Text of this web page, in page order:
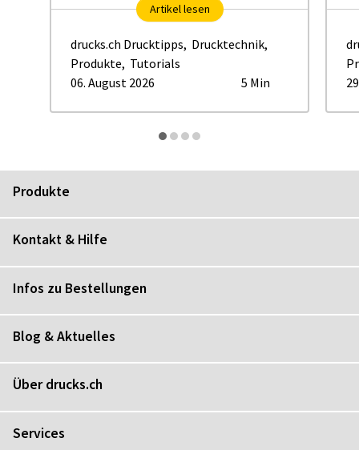
Artikel lesen
drucks.ch Drucktipps, Drucktechnik,
Produkte, Tutorials
06. August 2026
5 Min
Produkte
Kontakt & Hilfe
Infos zu Bestellungen
Blog & Aktuelles
Über drucks.ch
Services